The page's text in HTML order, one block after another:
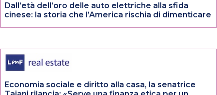
Dall’età dell’oro delle auto elettriche alla sfida
cinese: la storia che l’America rischia di dimenticare
Economia sociale e diritto alla casa, la senatrice